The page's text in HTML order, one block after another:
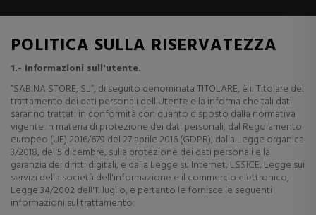
POLITICA SULLA RISERVATEZZA
1.- Informazioni sull'utente.
“SABINA STORE, SL”, di seguito denominata TITOLARE, è il Titolare del
trattamento dei dati personali dell'Utente e la informa che tali dati
saranno trattati in conformità con quanto disposto dalla normativa
vigente in materia di protezione dei dati personali, dal Regolamento
europeo (UE) 2016/679 del 27 aprile 2016 (GDPR), dalla Legge organica
3/2018, del 5 dicembre, sulla protezione dei dati personali e la
garanzia dei diritti digitali, e dalla Legge su Internet, LSSICE, Legge sui
servizi della società dell'informazione e il commercio elettronico,
Legge 34/2002 dell'11 luglio, e pertanto le fornisce le seguenti
informazioni sul trattamento: